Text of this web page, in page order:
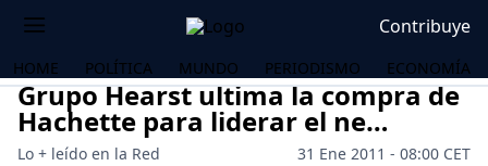
Contribuye
HOME POLÍTICA MUNDO PERIODISMO ECONOMÍA
Grupo Hearst ultima la compra de
Hachette para liderar el ne…
Lo + leído en la Red
31 Ene 2011 - 08:00 CET